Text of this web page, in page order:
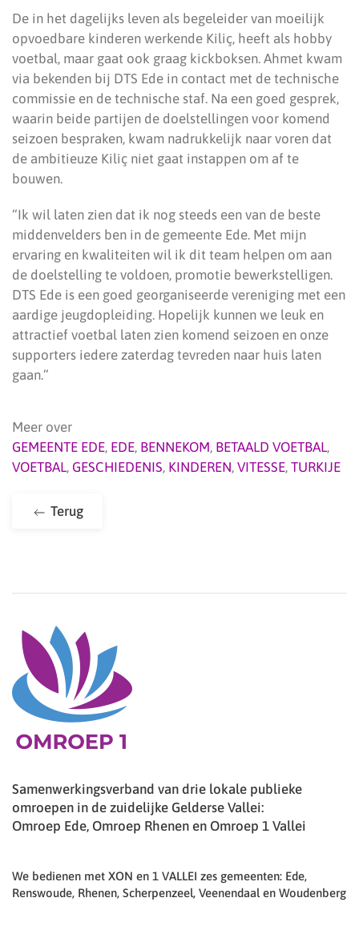
De in het dagelijks leven als begeleider van moeilijk
opvoedbare kinderen werkende Kiliç, heeft als hobby
voetbal, maar gaat ook graag kickboksen. Ahmet kwam
via bekenden bij DTS Ede in contact met de technische
commissie en de technische staf. Na een goed gesprek,
waarin beide partijen de doelstellingen voor komend
seizoen bespraken, kwam nadrukkelijk naar voren dat
de ambitieuze Kiliç niet gaat instappen om af te
bouwen.
“Ik wil laten zien dat ik nog steeds een van de beste
middenvelders ben in de gemeente Ede. Met mijn
ervaring en kwaliteiten wil ik dit team helpen om aan
de doelstelling te voldoen, promotie bewerkstelligen.
DTS Ede is een goed georganiseerde vereniging met een
aardige jeugdopleiding. Hopelijk kunnen we leuk en
attractief voetbal laten zien komend seizoen en onze
supporters iedere zaterdag tevreden naar huis laten
gaan.”
Meer over
GEMEENTE EDE, EDE, BENNEKOM, BETAALD VOETBAL,
VOETBAL, GESCHIEDENIS, KINDEREN, VITESSE, TURKIJE
Terug
Samenwerkingsverband van drie lokale publieke
omroepen in de zuidelijke Gelderse Vallei:
Omroep Ede, Omroep Rhenen en Omroep 1 Vallei
We bedienen met XON en 1 VALLEI zes gemeenten: Ede,
Renswoude, Rhenen, Scherpenzeel, Veenendaal en Woudenberg